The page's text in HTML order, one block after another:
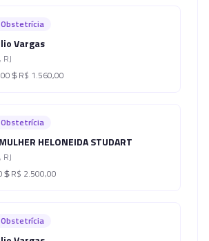
Vargas
, RJ
R$ 1.560,00
HELONEIDA STUDART
, RJ
R$ 2.500,00